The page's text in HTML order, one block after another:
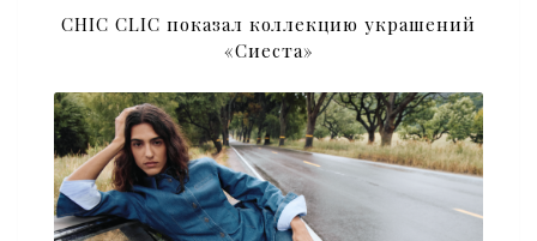
CHIC CLIC показал коллекцию украшений
«Сиеста»